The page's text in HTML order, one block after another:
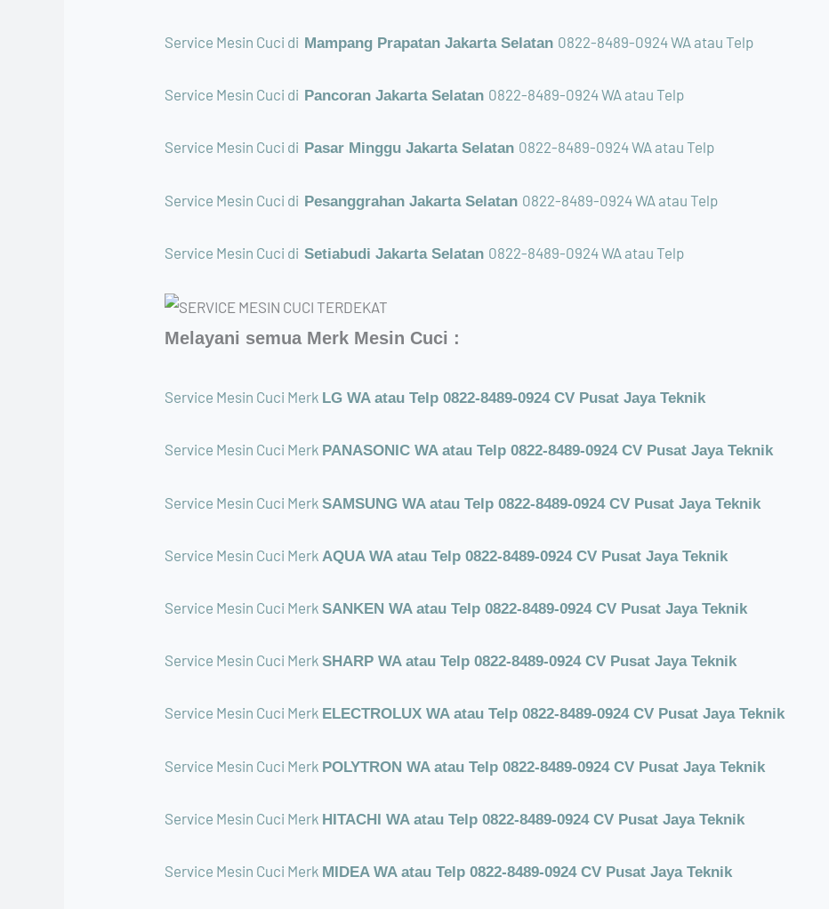
Service Mesin Cuci di Mampang Prapatan Jakarta Selatan 0822-8489-0924 WA atau Telp
Service Mesin Cuci di Pancoran Jakarta Selatan 0822-8489-0924 WA atau Telp
Service Mesin Cuci di Pasar Minggu Jakarta Selatan 0822-8489-0924 WA atau Telp
Service Mesin Cuci di Pesanggrahan Jakarta Selatan 0822-8489-0924 WA atau Telp
Service Mesin Cuci diSetiabudi Jakarta Selatan 0822-8489-0924 WA atau Telp
Melayani semua Merk Mesin Cuci :
Service Mesin Cuci Merk LG WA atau Telp 0822-8489-0924 CV Pusat Jaya Teknik
Service Mesin Cuci Merk PANASONIC WA atau Telp 0822-8489-0924 CV Pusat Jaya Teknik
Service Mesin Cuci MerkSAMSUNG WA atau Telp 0822-8489-0924 CV Pusat Jaya Teknik
Service Mesin Cuci Merk AQUA WA atau Telp 0822-8489-0924 CV Pusat Jaya Teknik
Service Mesin Cuci MerkSANKEN WA atau Telp 0822-8489-0924 CV Pusat Jaya Teknik
Service Mesin Cuci MerkSHARP WA atau Telp 0822-8489-0924 CV Pusat Jaya Teknik
Service Mesin Cuci Merk ELECTROLUX WA atau Telp 0822-8489-0924 CV Pusat Jaya Teknik
Service Mesin Cuci Merk POLYTRON WA atau Telp 0822-8489-0924 CV Pusat Jaya Teknik
Service Mesin Cuci Merk HITACHI WA atau Telp 0822-8489-0924 CV Pusat Jaya Teknik
Service Mesin Cuci Merk MIDEA WA atau Telp 0822-8489-0924 CV Pusat Jaya Teknik